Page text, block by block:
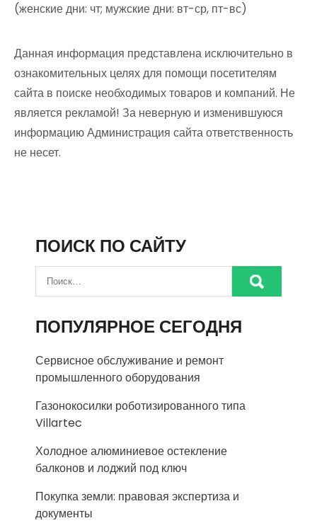
(женские дни: чт; мужские дни: вт-ср, пт-вс)
Данная информация представлена исключительно в
ознакомительных целях для помощи посетителям
сайта в поиске необходимых товаров и компаний. Не
является рекламой! За неверную и изменившуюся
информацию Администрация сайта ответственность
не несет.
ПОИСК ПО САЙТУ
ПОПУЛЯРНОЕ СЕГОДНЯ
Сервисное обслуживание и ремонт
промышленного оборудования
Газонокосилки роботизированного типа
Villartec
Холодное алюминиевое остекление
балконов и лоджий под ключ
Покупка земли: правовая экспертиза и
документы